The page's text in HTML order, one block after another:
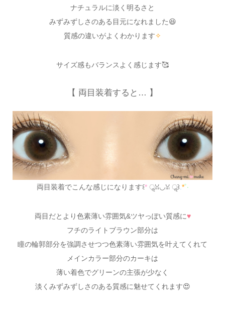
ナチュラルに淡く明るさと
みずみずしさのある目元になれました😆
質感の違いがよくわかります✧
サイズ感もバランスよく感じます🥰
【 両目装着すると… 】
両目装着でこんな感じになります꒰*ॢꈍ◡ꈍ ॢ꒱ *˚‧
両目だとより色素薄い雰囲気&ツヤっぽい質感に♥
フチのライトブラウン部分は
瞳の輪郭部分を強調させつつ色素薄い雰囲気を叶えてくれて
メインカラー部分のカーキは
薄い着色でグリーンの主張が少なく
淡くみずみずしさのある質感に魅せてくれます😍